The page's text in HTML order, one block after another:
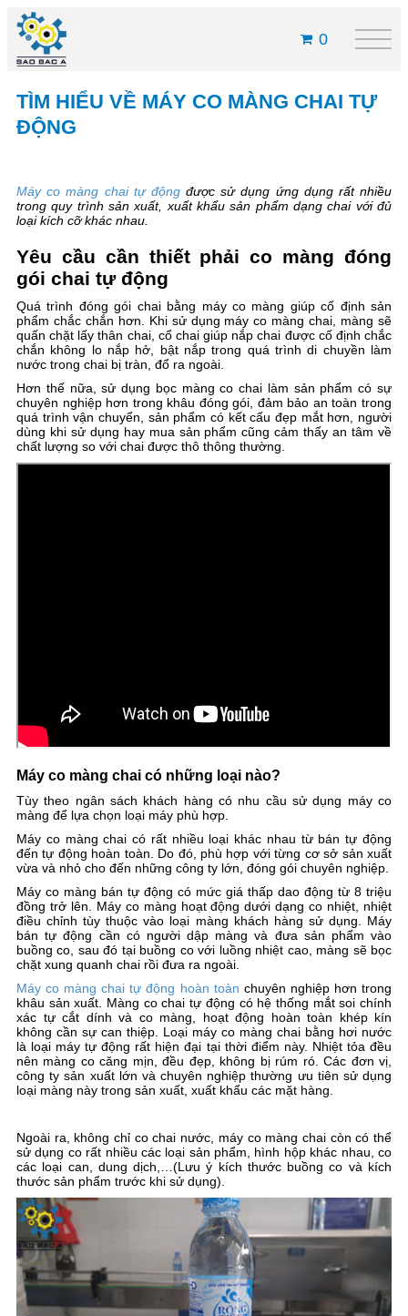
0
TÌM HIỂU VỀ MÁY CO MÀNG CHAI TỰ
ĐỘNG
Máy co màng chai tự độngđược sử dụng ứng dụng rất nhiều
trong quy trình sản xuất, xuất khẩu sản phẩm dạng chai với đủ
loại kích cỡ khác nhau.
Yêu cầu cần thiết phải co màng đóng
gói chai tự động
Quá trình đóng gói chai bằng máy co màng giúp cố định sản
phẩm chắc chắn hơn. Khi sử dụng máy co màng chai, màng sẽ
quấn chặt lấy thân chai, cổ chai giúp nắp chai được cố định chắc
chắn không lo nắp hở, bật nắp trong quá trình di chuyền làm
nước trong chai bị tràn, đổ ra ngoài.
Hơn thế nữa, sử dụng bọc màng co chai làm sản phẩm có sự
chuyên nghiệp hơn trong khâu đóng gói, đảm bảo an toàn trong
quá trình vận chuyển, sản phẩm có kết cấu đẹp mắt hơn, người
dùng khi sử dụng hay mua sản phẩm cũng cảm thấy an tâm về
chất lượng so với chai được thô thông thường.
Máy co màng chai có những loại nào?
Tùy theo ngân sách khách hàng có nhu cầu sử dụng máy co
màng để lựa chọn loại máy phù hợp.
Máy co màng chai có rất nhiều loại khác nhau từ bán tự động
đến tự động hoàn toàn. Do đó, phù hợp với từng cơ sở sản xuất
vừa và nhỏ cho đến những công ty lớn, đóng gói chuyên nghiệp.
Máy co màng bán tự động có mức giá thấp dao động từ 8 triệu
đồng trở lên. Máy co màng hoạt động dưới dạng co nhiệt, nhiệt
điều chỉnh tùy thuộc vào loại màng khách hàng sử dụng. Máy
bán tự động cần có người dập màng và đưa sản phẩm vào
buồng co, sau đó tại buồng co với luồng nhiệt cao, màng sẽ bọc
chặt xung quanh chai rồi đưa ra ngoài.
Máy co màng chai tự động hoàn toàn chuyên nghiệp hơn trong
khâu sản xuất. Màng co chai tự động có hệ thống mắt soi chính
xác tự cắt dính và co màng, hoạt động hoàn toàn khép kín
không cần sự can thiệp. Loại máy co màng chai bằng hơi nước
là loại máy tự động rất hiện đại tại thời điểm này. Nhiệt tỏa đều
nên màng co căng mịn, đều đẹp, không bị rúm ró. Các đơn vị,
công ty sản xuất lớn và chuyên nghiệp thường ưu tiên sử dụng
loại màng này trong sản xuất, xuất khẩu các mặt hàng.
Ngoài ra, không chỉ co chai nước, máy co màng chai còn có thể
sử dụng co rất nhiều các loại sản phẩm, hình hộp khác nhau, co
các loại can, dung dịch,…(Lưu ý kích thước buồng co và kích
thước sản phẩm trước khi sử dụng).